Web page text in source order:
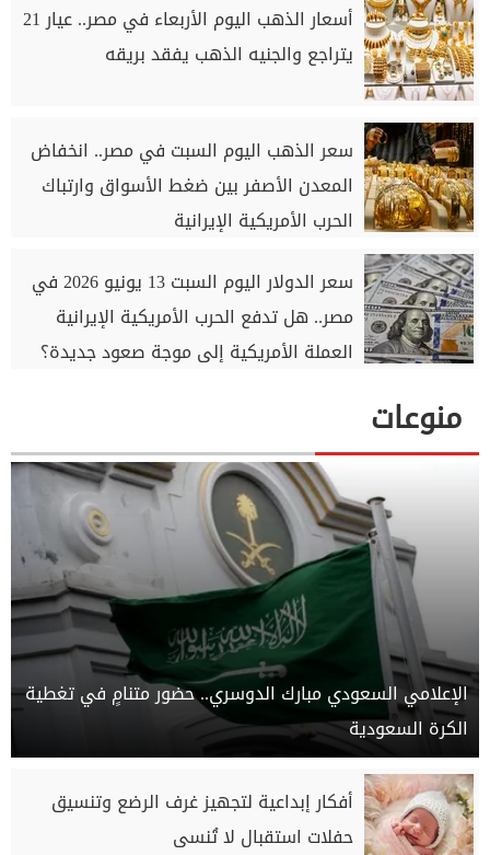
أسعار الذهب اليوم الأربعاء في مصر.. عيار 21
يتراجع والجنيه الذهب يفقد بريقه
سعر الذهب اليوم السبت في مصر.. انخفاض
المعدن الأصفر بين ضغط الأسواق وارتباك
الحرب الأمريكية الإيرانية
سعر الدولار اليوم السبت 13 يونيو 2026 في
مصر.. هل تدفع الحرب الأمريكية الإيرانية
العملة الأمريكية إلى موجة صعود جديدة؟
منوعات
الإعلامي السعودي مبارك الدوسري.. حضور متنامٍ في تغطية
الكرة السعودية
أفكار إبداعية لتجهيز غرف الرضع وتنسيق
حفلات استقبال لا تُنسى